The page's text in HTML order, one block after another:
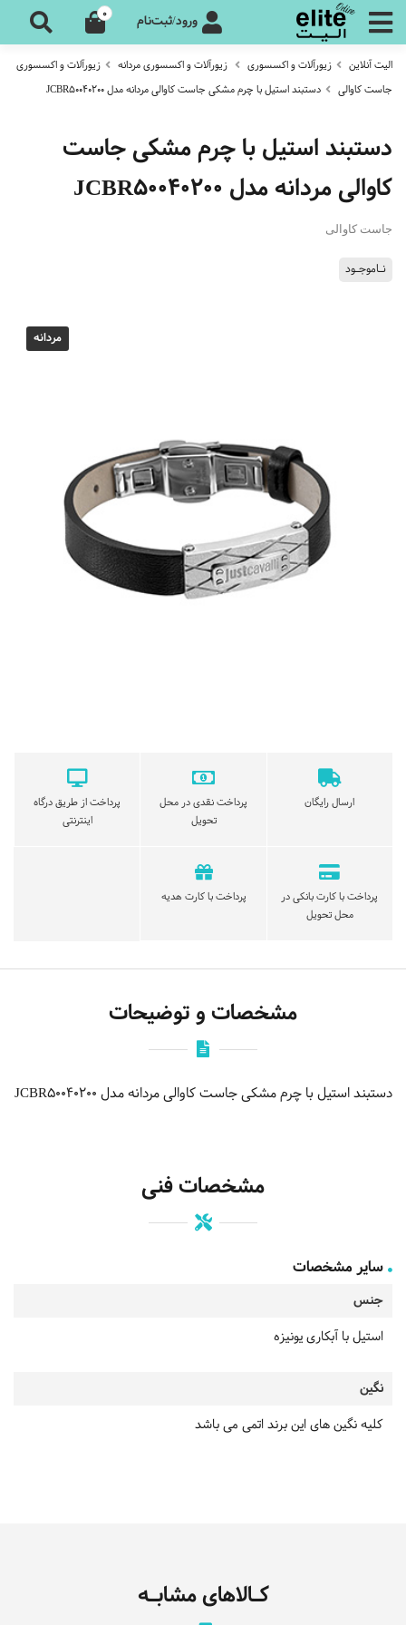
ورود/ثبت‌نام 0
الیت آنلاین زیورآلات و اکسسوری زیورآلات و اکسسوری مردانه
زیورآلات و اکسسوری
جاست کاوالی
دستبند استیل با چرم مشکی جاست کاوالی مردانه مدل JCBR50040200
دستبند استیل با چرم مشکی جاست
کاوالی مردانه مدل JCBR50040200
جاست کاوالی
نـاموجـود
مردانه
ارسال رایگان
پرداخت نقدی در محل
تحویل
پرداخت از طریق درگاه
اینترنتی
پرداخت با کارت بانکی در
محل تحویل
پرداخت با کارت هدیه
مشخصات و توضیحات
دستبند استیل با چرم مشکی جاست کاوالی مردانه مدل JCBR50040200
مشخصات فنی
سایر مشخصات
جنس
استیل با آبکاری یونیزه
نگین
کلیه نگین های این برند اتمی می باشد
کـالاهای مشابـه